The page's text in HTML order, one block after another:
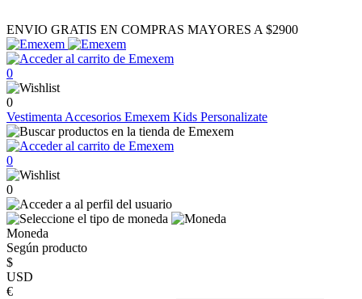
ENVIO GRATIS EN COMPRAS MAYORES A $2900
0
0
Vestimenta Accesorios Emexem Kids Personalizate
0
0
Moneda
Según producto
$
USD
€